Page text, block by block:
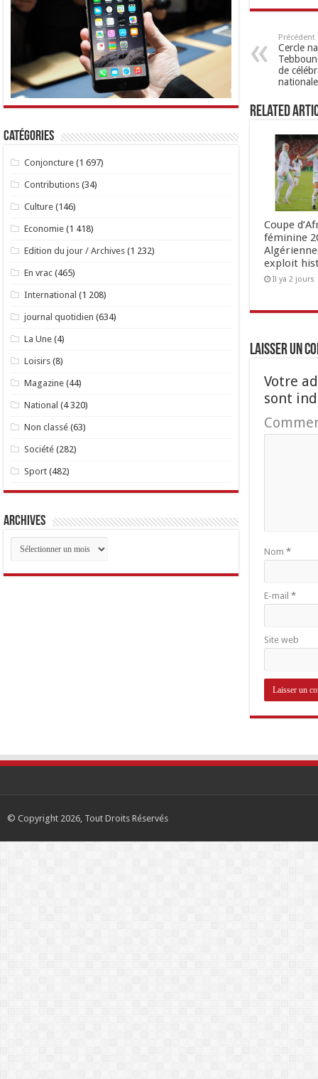
Précédent
Cercle
de
Related
Coupe
féminine
exploit
Il ya 2 jours
Laisser un
Votre
sont
Nom *
E-mail *
Site web
Catégories
Conjoncture (1 697)
Contributions (34)
Culture (146)
Economie (1 418)
Edition du jour / Archives (1 232)
En vrac (465)
International (1 208)
journal quotidien (634)
La Une (4)
Loisirs (8)
Magazine (44)
National (4 320)
Non classé (63)
Société (282)
Sport (482)
Archives
Archives
© Copyright 2026, Tout Droits Réservés